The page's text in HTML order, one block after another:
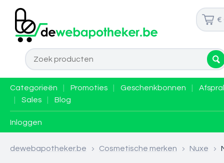
€
Categorieën Promoties Geschenkbonnen
Sales Blog
Inloggen
dewebapotheker.be > Cosmetische merken > Nuxe >